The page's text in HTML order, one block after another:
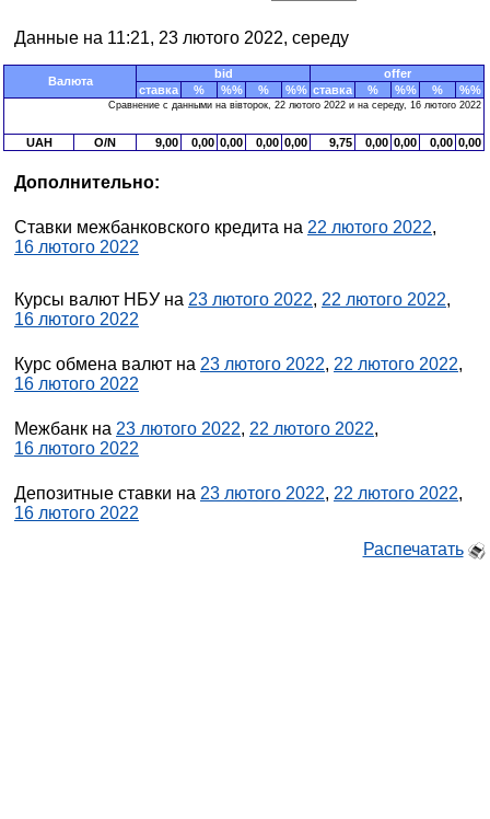
Данные на 11:21, 23 лютого 2022, середу
Валюта
bid
offer
ставка
% %% % %% ставка % %% % %%
Сравнение с данными на вівторок, 22 лютого 2022 и на середу, 16 лютого 2022
UAH O/N 9,00 0,00 0,00 0,00 0,00 9,75 0,00 0,00 0,00 0,00
Дополнительно:
Ставки межбанковского кредита на 22 лютого 2022,
16 лютого 2022
Курсы валют НБУ на 23 лютого 2022, 22 лютого 2022,
16 лютого 2022
Курс обмена валют на 23 лютого 2022, 22 лютого 2022,
16 лютого 2022
Межбанк на 23 лютого 2022, 22 лютого 2022,
16 лютого 2022
Депозитные ставки на 23 лютого 2022, 22 лютого 2022,
16 лютого 2022
Распечатать